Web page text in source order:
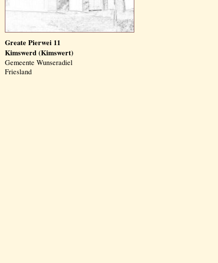
Greate Pierwei 11
Kimswerd (Kimswert)
Gemeente Wunseradiel
Friesland